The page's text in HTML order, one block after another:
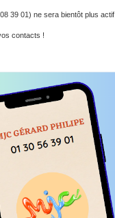
39 01) ne sera bientôt plus actif.
contacts !